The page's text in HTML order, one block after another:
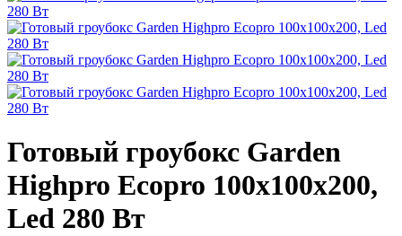
Готовый гроубокс Garden
Highpro Ecopro 100х100x200,
Led 280 Вт